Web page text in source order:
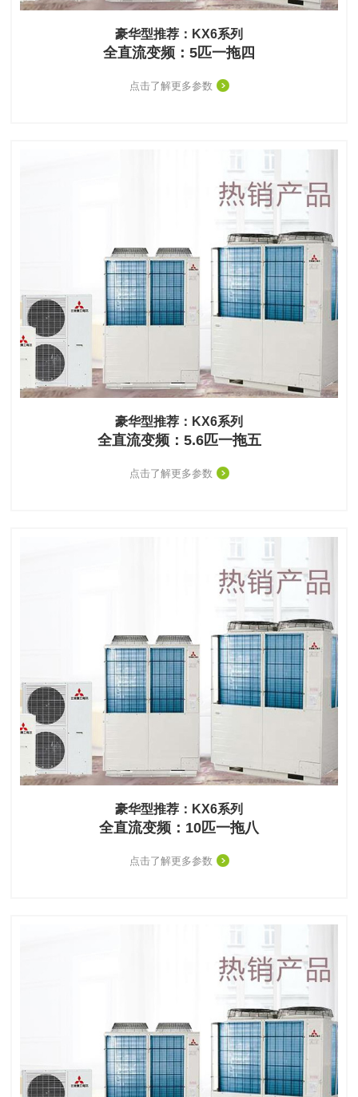
豪华型推荐：KX6系列
全直流变频：5匹一拖四
点击了解更多参数
豪华型推荐：KX6系列
全直流变频：5.6匹一拖五
点击了解更多参数
豪华型推荐：KX6系列
全直流变频：10匹一拖八
点击了解更多参数